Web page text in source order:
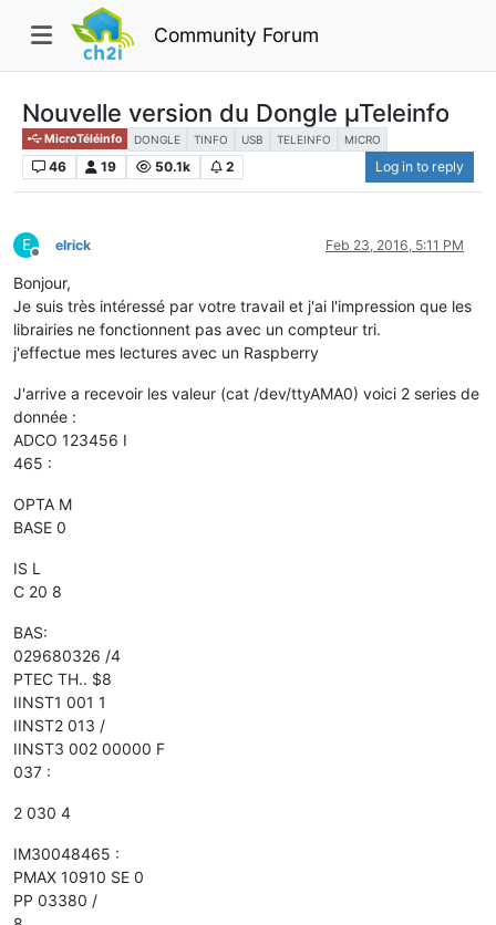
Community Forum
Nouvelle version du Dongle µTeleinfo
MicroTéléinfo DONGLE TINFO USB TELEINFO MICRO
46 19 50.1k 2 Log in to reply
E
Offline
elrick Feb 23, 2016, 5:11 PM
Bonjour,
Je suis très intéressé par votre travail et j'ai l'impression que les
librairies ne fonctionnent pas avec un compteur tri.
j'effectue mes lectures avec un Raspberry
J'arrive a recevoir les valeur (cat /dev/ttyAMA0) voici 2 series de
donnée :
ADCO 123456 I
465 :
OPTA M
BASE 0
IS L
C 20 8
BAS:
029680326 /4
PTEC TH.. $8
IINST1 001 1
IINST2 013 /
IINST3 002 00000 F
037 :
2 030 4
IM30048465 :
PMAX 10910 SE 0
PP 03380 /